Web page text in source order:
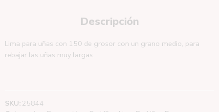
Descripción
Lima para uñas con 150 de grosor con un grano medio, para
rebajar las uñas muy largas.
SKU: 25844